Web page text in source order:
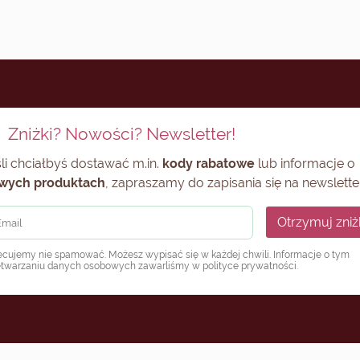
Zniżki? Nowości? Newsletter!
chciałbyś dostawać m.in. kody rabatowelub informacje o
produktach, zapraszamy do zapisania się na
Otrzymuj
nie spamować. Możesz wypisać się w każdej chwili. Informacje o tym
danych osobowych zawarliśmy w polityce prywatności.